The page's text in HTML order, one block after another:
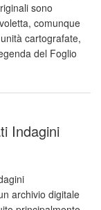
sono
comunque
cartografate,
del Foglio
Indagini
archivio digitale